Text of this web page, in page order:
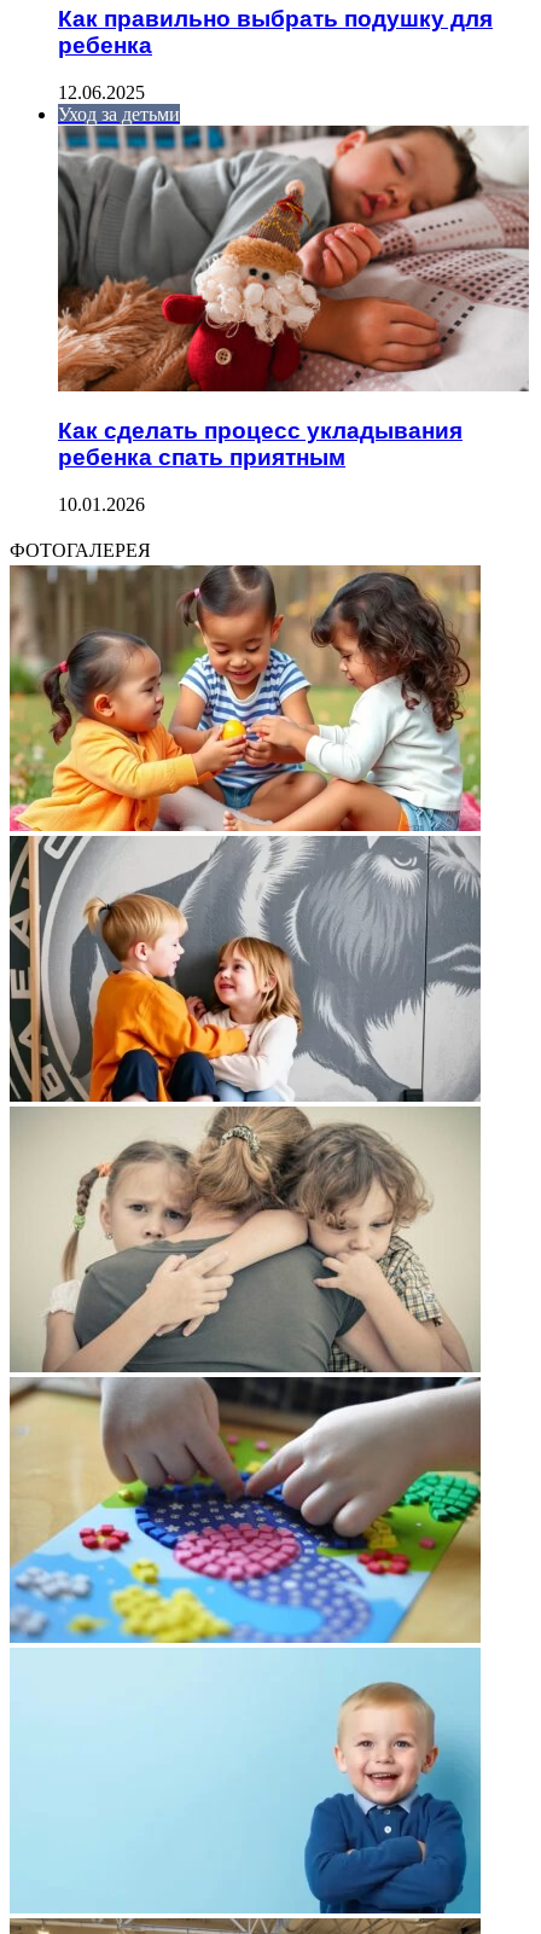
Как правильно выбрать подушку для
ребенка
12.06.2025
Уход за детьми
Как сделать процесс укладывания
ребенка спать приятным
10.01.2026
ФОТОГАЛЕРЕЯ